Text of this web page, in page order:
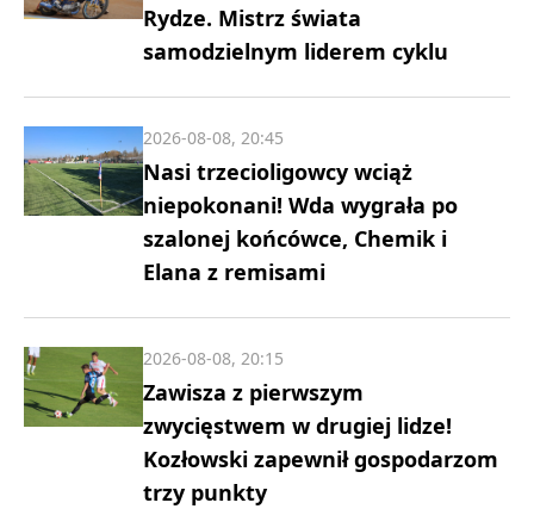
Rydze. Mistrz świata
samodzielnym liderem cyklu
Nasi trzecioligowcy wciąż
niepokonani! Wda wygrała po
szalonej końcówce, Chemik i
Elana z remisami
2026-08-08, 20:45
Zawisza z pierwszym
zwycięstwem w drugiej lidze!
Kozłowski zapewnił gospodarzom
trzy punkty
2026-08-08, 20:15